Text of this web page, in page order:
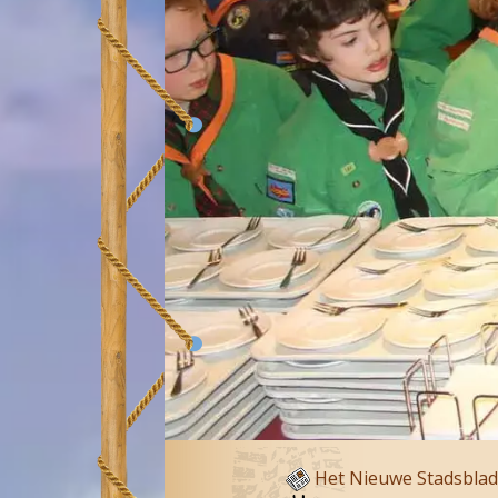
Het Nieuwe Stadsblad